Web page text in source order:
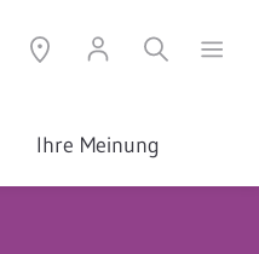
Ihre Meinung